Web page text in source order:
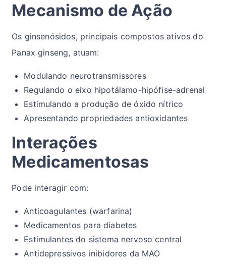
Mecanismo de Ação
Os ginsenósidos, principais compostos ativos do
Panax ginseng, atuam:
Modulando neurotransmissores
Regulando o eixo hipotálamo-hipófise-adrenal
Estimulando a produção de óxido nítrico
Apresentando propriedades antioxidantes
Interações
Medicamentosas
Pode interagir com:
Anticoagulantes (warfarina)
Medicamentos para diabetes
Estimulantes do sistema nervoso central
Antidepressivos inibidores da MAO